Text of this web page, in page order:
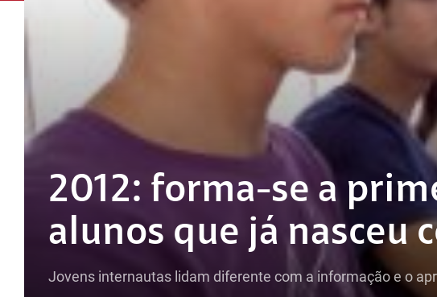
2012: forma-se a
alunos que já nasceu
Jovens internautas lidam diferente com a informação e o